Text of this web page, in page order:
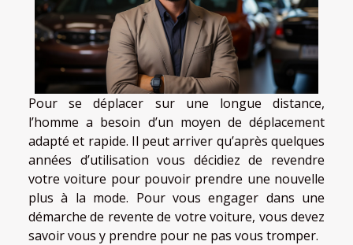
Pour se déplacer sur une longue distance,
l’homme a besoin d’un moyen de déplacement
adapté et rapide. Il peut arriver qu’après quelques
années d’utilisation vous décidiez de revendre
votre voiture pour pouvoir prendre une nouvelle
plus à la mode. Pour vous engager dans une
démarche de revente de votre voiture, vous devez
savoir vous y prendre pour ne pas vous tromper.